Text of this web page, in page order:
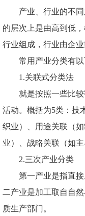
产业、行业的不
的层次上是由高到低
行业组成，行业由企业
常用产业分类有以
1.关联式分类法
就是按照一些比
活动。概括为5类：技
织业）、用途关联（
业）、战略关联（如
2.三次产业分类
第一产业是指直
二产业是加工取自自
质生产部门。